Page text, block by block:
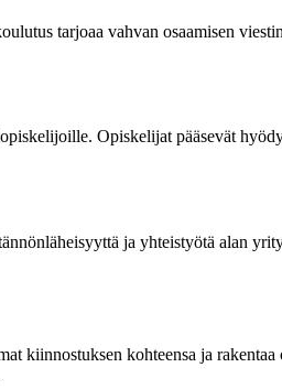
tarjoaa vahvan osaamisen
Opiskelijat pääsevät
ja yhteistyötä alan
kiinnostuksen kohteensa ja rakentaa